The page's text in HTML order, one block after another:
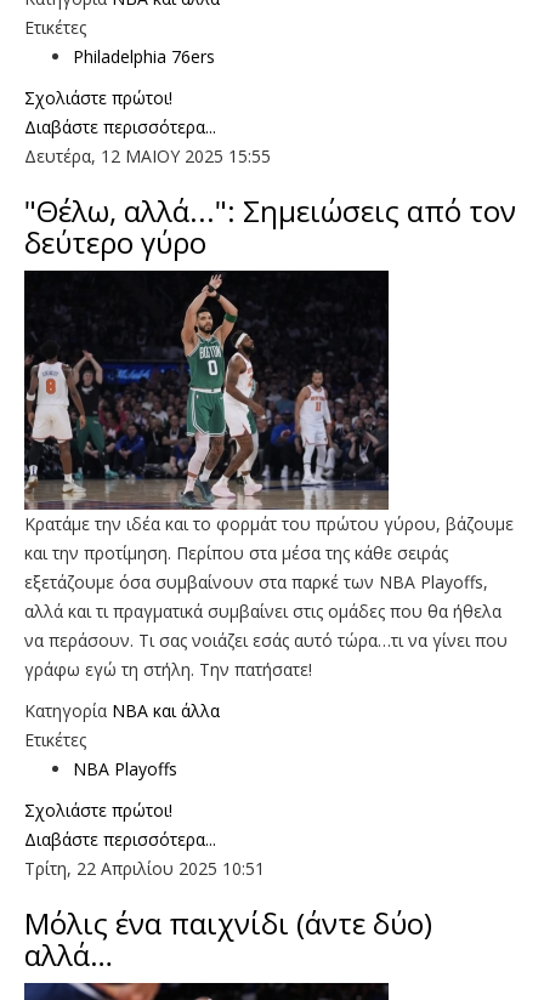
Ετικέτες
Philadelphia 76ers
Σχολιάστε πρώτοι!
Διαβάστε περισσότερα...
Δευτέρα, 12 ΜΑΙΟΥ 2025 15:55
"Θέλω, αλλά...": Σημειώσεις από τον
δεύτερο γύρο
Κρατάμε την ιδέα και το φορμάτ του πρώτου γύρου, βάζουμε
και την προτίμηση. Περίπου στα μέσα της κάθε σειράς
εξετάζουμε όσα συμβαίνουν στα παρκέ των NBA Playoffs,
αλλά και τι πραγματικά συμβαίνει στις ομάδες που θα ήθελα
να περάσουν. Τι σας νοιάζει εσάς αυτό τώρα…τι να γίνει που
γράφω εγώ τη στήλη. Την πατήσατε!
Κατηγορία NBA και άλλα
Ετικέτες
NBA Playoffs
Σχολιάστε πρώτοι!
Διαβάστε περισσότερα...
Τρίτη, 22 Απριλίου 2025 10:51
Μόλις ένα παιχνίδι (άντε δύο)
αλλά…